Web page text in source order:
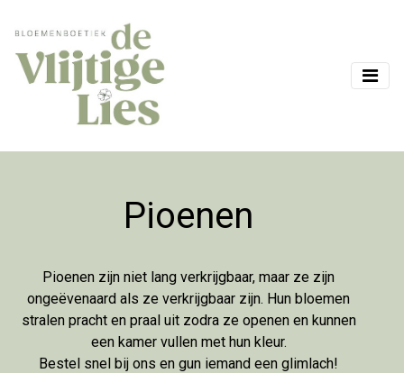
Pioenen
Pioenen zijn niet lang verkrijgbaar, maar ze zijn
ongeëvenaard als ze verkrijgbaar zijn. Hun bloemen
stralen pracht en praal uit zodra ze openen en kunnen
een kamer vullen met hun kleur.
Bestel snel bij ons en gun iemand een glimlach!